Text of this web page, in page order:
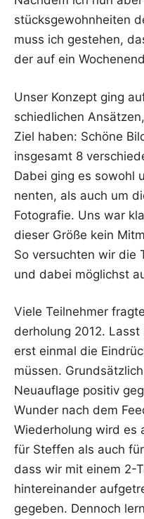
stücks­ge­wohn­hei­ten
muss ich geste­hen,
der auf ein
Unser Kon­zept ging
schied­li­chen
Ziel haben: Schö­ne
ins­ge­samt 8
Dabei ging es sowohl
nen­ten, als auch um
Foto­gra­fie. Uns war
die­ser Grö­ße kein
So ver­such­ten wir die
und dabei mög­lichst
Vie­le Teil­neh­mer
der­ho­lung 2012.
erst ein­mal die
müs­sen.
Neu­auf­la­ge posi­tiv
Wun­der nach dem
Wie­der­ho­lung wird es
für Stef­fen als auch
dass wir mit einem 2-
hin­ter­ein­an­der
gege­ben. Den­noch